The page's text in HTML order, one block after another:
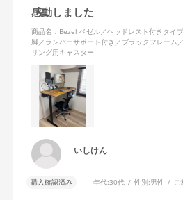
感動しました
商品名：Bezel ベゼル／ヘッドレスト付きタイ
脚／ランバーサポート付き／ブラックフレーム
リング用キャスター
いしけん
購入確認済み 年代:30代 性別:男性 ご